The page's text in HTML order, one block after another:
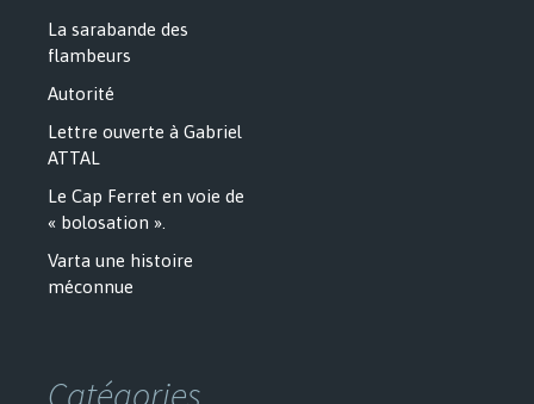
La sarabande des
flambeurs
Autorité
Lettre ouverte à Gabriel
ATTAL
Le Cap Ferret en voie de
« bolosation ».
Varta une histoire
méconnue
Catégories